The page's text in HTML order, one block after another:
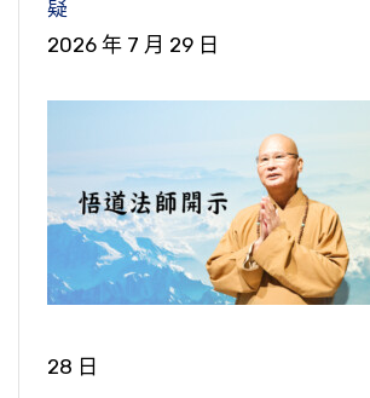
現在這個時代，如果你拿這個公
個時代。實在講男女有別，儒家講
道，男女有別，不是男女不平等。
別認為是男女不平等，別就是說不
別，它是不同的。不同的性別，各
怎麼做，遵守怎麼樣的本分，這個
等，才合理。現在外國人都講男女
還不行，男女平等那個男還是在女
女男平等。這些人講這些話都不符
要帶衣物，他只有三衣，當然隨身
惠主律師他就豁出去了，我們
出去了，他就帶了三衣、錫杖，他
在今天了。他就不怕死了。說話說
打向驢騾（驢子、騾子），打下去
地，昏倒就好像死掉一樣。惠主律
子，可見得他力氣也很大，一隻驢
來，騾子也舉起來，丟到外面一個
統把牠丟出去。地方縣官知道這個
佛在經上講的，我們一個佛弟子
收出家女眾，早期這個僧團沒有出
是他的姨母說要出家。第一個女眾
答應，他說他不收女眾。後來他的
難，請阿難尊者去請求佛陀答應，
度。佛也不答應，但是阿難再三請
要度，女眾要發心出家也是很好。
的請求，後來佛也就答應了，但是
話，「我答應為女眾剃度，我的正
定他不是信佛的、不是學佛的，他
『鑒即破酒器』，玄鑒法師看
酒來，以前酒都用甕裝的。小時候
買酒，那個沒有一瓶一瓶的，沒有
一個甕，然後你要買幾塊錢，他就
量，自己帶個罐子去。那個一甕的
多了。玄鑒法師就把那個酒器，整
了，那酒就流溢到地上。給孫義就
面摔酒器，當然孫義大怒，大發雷
疑
2026 年 7 月 29 日
28 日